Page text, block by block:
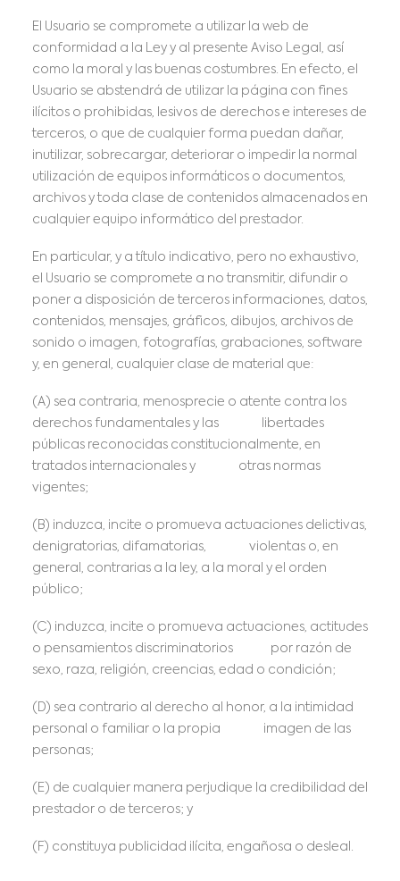
El Usuario se compromete a utilizar la web de
conformidad a la Ley y al presente Aviso Legal, así
como la moral y las buenas costumbres. En efecto, el
Usuario se abstendrá de utilizar la página con fines
ilícitos o prohibidas, lesivos de derechos e intereses de
terceros, o que de cualquier forma puedan dañar,
inutilizar, sobrecargar, deteriorar o impedir la normal
utilización de equipos informáticos o documentos,
archivos y toda clase de contenidos almacenados en
cualquier equipo informático del prestador.
En particular, y a título indicativo, pero no exhaustivo,
el Usuario se compromete a no transmitir, difundir o
poner a disposición de terceros informaciones, datos,
contenidos, mensajes, gráficos, dibujos, archivos de
sonido o imagen, fotografías, grabaciones, software
y, en general, cualquier clase de material que:
(A) sea contraria, menosprecie o atente contra los
derechos fundamentales y las libertades
públicas reconocidas constitucionalmente, en
tratados internacionales y otras normas
vigentes;
(B) induzca, incite o promueva actuaciones delictivas,
denigratorias, difamatorias, violentas o, en
general, contrarias a la ley, a la moral y el orden
público;
(C) induzca, incite o promueva actuaciones, actitudes
o pensamientos discriminatorios por razón de
sexo, raza, religión, creencias, edad o condición;
(D) sea contrario al derecho al honor, a la intimidad
personal o familiar o la propia imagen de las
personas;
(E) de cualquier manera perjudique la credibilidad del
prestador o de terceros; y
(F) constituya publicidad ilícita, engañosa o desleal.